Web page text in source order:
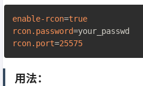
enable-rcon=true
rcon.password
rcon.port=25575
用法：